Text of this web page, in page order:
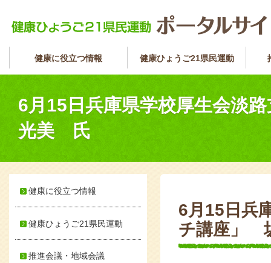
健康に役立つ情報 健康ひょうご21県民運動
6月15日兵庫県学校厚生会淡
光美 氏
6月15日兵
チ講座」
健康に役立つ情報
健康ひょうご21県民運動
推進会議・地域会議